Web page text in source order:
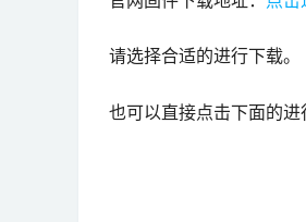
请选择合适的进行下载。
也可以直接点击下面的进